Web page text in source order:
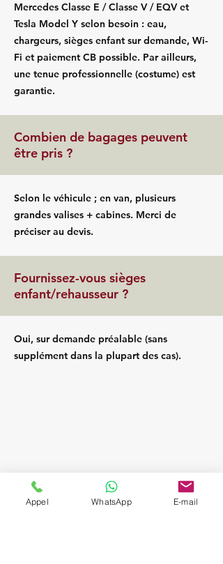
Mercedes Classe E / Classe V / EQV et
Tesla Model Y selon besoin : eau,
chargeurs, sièges enfant sur demande, Wi-
Fi et paiement CB possible. Par ailleurs,
une tenue professionnelle (costume) est
garantie.
Combien de bagages peuvent
être pris ?
Selon le véhicule ; en van, plusieurs
grandes valises + cabines. Merci de
préciser au devis.
Fournissez-vous sièges
enfant/rehausseur ?
Oui, sur demande préalable (sans
supplément dans la plupart des cas).
Appel WhatsApp E-mail